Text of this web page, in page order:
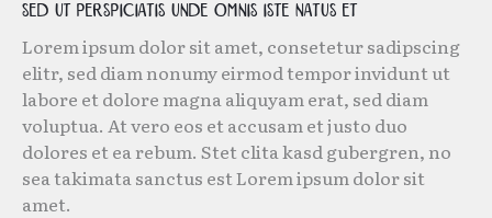
Sed ut perspiciatis unde omnis iste natus et
Lorem ipsum dolor sit amet, consetetur sadipscing
elitr, sed diam nonumy eirmod tempor invidunt ut
labore et dolore magna aliquyam erat, sed diam
voluptua. At vero eos et accusam et justo duo
dolores et ea rebum. Stet clita kasd gubergren, no
sea takimata sanctus est Lorem ipsum dolor sit
amet.